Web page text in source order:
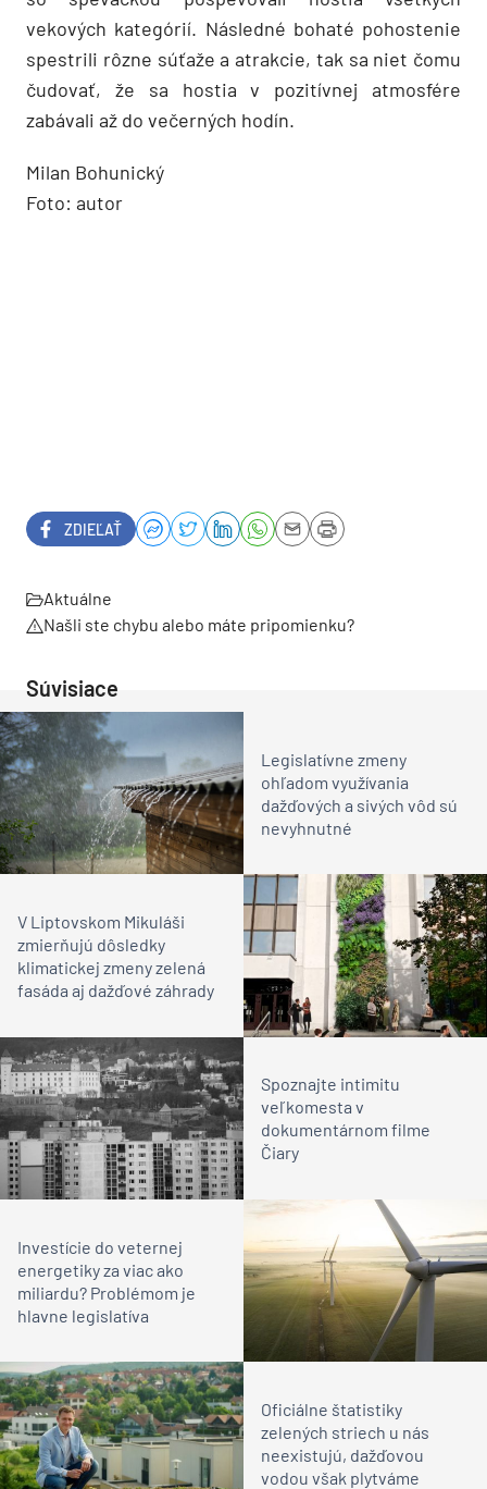
vekových kategórií. Následné bohaté pohostenie
spestrili rôzne súťaže a atrakcie, tak sa niet čomu
čudovať, že sa hostia v pozitívnej atmosfére
zabávali až do večerných hodín.
Milan Bohunický
Foto: autor
ZDIEĽAŤ
Aktuálne
Našli ste chybu alebo máte pripomienku?
Súvisiace
Legislatívne zmeny
ohľadom využívania
dažďových a sivých vôd sú
nevyhnutné
V Liptovskom Mikuláši
zmierňujú dôsledky
klimatickej zmeny zelená
fasáda aj dažďové záhrady
Spoznajte intimitu
veľkomesta v
dokumentárnom filme
Čiary
Investície do veternej
energetiky za viac ako
miliardu? Problémom je
hlavne legislatíva
Oficiálne štatistiky
zelených striech u nás
neexistujú, dažďovou
vodou však plytváme